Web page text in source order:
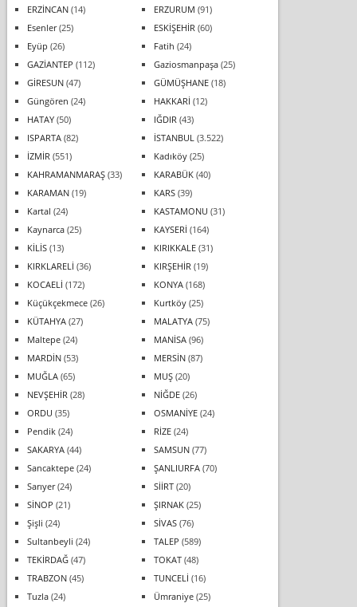
ERZİNCAN(14) ERZURUM (91)
Esenler(25) ESKİŞEHİR (60)
Eyüp (26) Fatih (24)
GAZİANTEP (112) Gaziosmanpaşa(25)
GİRESUN(47) GÜMÜŞHANE(18)
Güngören (24) HAKKARİ (12)
HATAY(50) IĞDIR (43)
ISPARTA(82) İSTANBUL (3.522)
İZMİR (551) Kadıköy(25)
KAHRAMANMARAŞ(33) KARABÜK(40)
KARAMAN(19) KARS(39)
Kartal (24) KASTAMONU (31)
Kaynarca(25) KAYSERİ (164)
KİLİS(13) KIRIKKALE(31)
KIRKLARELİ (36) KIRŞEHİR (19)
KOCAELİ (172) KONYA(168)
Küçükçekmece(26) Kurtköy(25)
KÜTAHYA(27) MALATYA(75)
Maltepe(24) MANİSA(96)
MARDİN(53) MERSİN(87)
MUĞLA(65) MUŞ(20)
NEVŞEHİR (28) NİĞDE(26)
ORDU (35) OSMANİYE(24)
Pendik(24) RİZE(24)
SAKARYA(44) SAMSUN(77)
Sancaktepe(24) ŞANLIURFA(70)
Sarıyer(24) SİİRT(20)
SİNOP (21) ŞIRNAK(25)
Şişli (24) SİVAS(76)
Sultanbeyli (24) TALEP (589)
TEKİRDAĞ(47) TOKAT(48)
TRABZON(45) TUNCELİ (16)
Tuzla(24) Ümraniye(25)